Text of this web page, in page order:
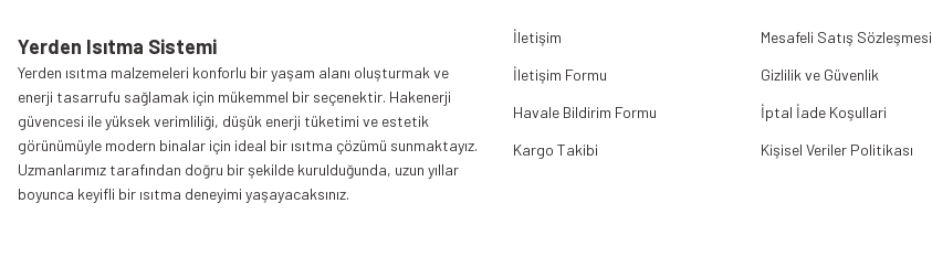
Yerden Isıtma Sistemi
Yerden ısıtma malzemeleri konforlu bir yaşam alanı oluşturmak ve
enerji tasarrufu sağlamak için mükemmel bir seçenektir. Hakenerji
güvencesi ile yüksek verimliliği, düşük enerji tüketimi ve estetik
görünümüyle modern binalar için ideal bir ısıtma çözümü sunmaktayız.
Uzmanlarımız tarafından doğru bir şekilde kurulduğunda, uzun yıllar
boyunca keyifli bir ısıtma deneyimi yaşayacaksınız.
İletişim
İletişim Formu
Havale Bildirim Formu
Kargo Takibi
Mesafeli Satış Sözleşmesi
Gizlilik ve Güvenlik
İptal İade Koşullari
Kişisel Veriler Politikası